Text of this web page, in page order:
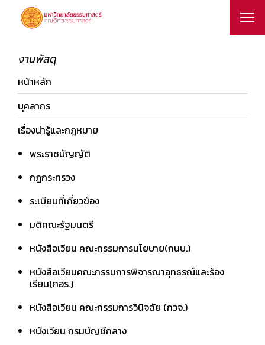
งานพัสดุ
หน้าหลัก
บุคลากร
เรื่องน่ารู้และกฎหมาย
พระราชบัญญัติ
กฎกระทรวง
ระเบียบที่เกี่ยวข้อง
มติคณะรัฐมนตรี
หนังสือเวียน คณะกรรมการนโยบาย(กนบ.)
หนังสือเวียนคณะกรรมการพิจารณาอุทธรณ์และร้อง
เรียน(กอร.)
หนังสือเวียน คณะกรรมการวินิจฉัย (กวจ.)
หนังเวียน กรมบัญชีกลาง